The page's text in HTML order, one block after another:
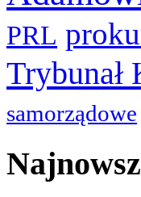
PRL
Trybunał
samorządowe